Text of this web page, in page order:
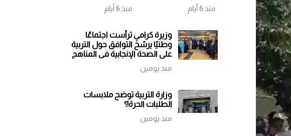
وتمشيط باتجاه
منذ 6 أيام
حسم اللقب إلى
مباراة سابعة
منذ 6 أيام
وزيرة كرامي ترأست اجتماعًا
وطنيًا يرسّخ التوافق حول التربية
على الصحة الإنجابية في المناهج
منذ يومين
وزارة التربية توضح ملابسات
الطلبات الحرة!؟
منذ يومين